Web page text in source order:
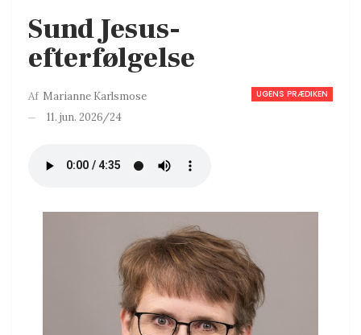
Sund Jesus-
efterfølgelse
UGENS PRÆDIKEN
Af Marianne Karlsmose
11. jun. 2026/24